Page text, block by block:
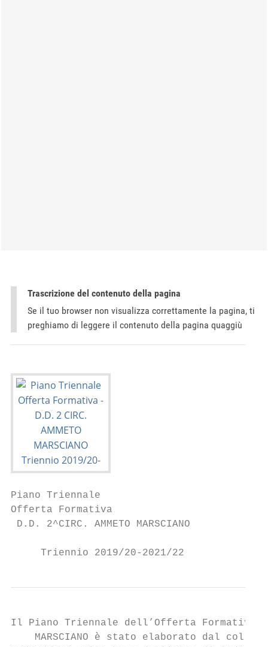
Trascrizione del contenuto della pagina
Se il tuo browser non visualizza correttamente la pagina, ti
preghiamo di leggere il contenuto della pagina quaggiù
Piano Triennale
Offerta Formativa
D.D. 2^CIRC. AMMETO MARSCIANO
     Triennio 2019/20-2021/22
Il Piano Triennale dell’Offerta Formativa
MARSCIANO è stato elaborato dal